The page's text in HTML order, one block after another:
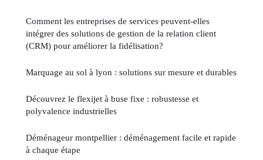
Comment les entreprises de services peuvent-elles
intégrer des solutions de gestion de la relation client
(CRM) pour améliorer la fidélisation?
Marquage au sol à lyon : solutions sur mesure et durables
Découvrez le flexijet à buse fixe : robustesse et
polyvalence industrielles
Déménageur montpellier : déménagement facile et rapide
à chaque étape